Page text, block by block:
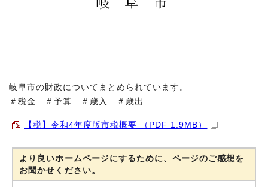
岐阜市の財政についてまとめられています。
＃税金 ＃予算 ＃歳入 ＃歳出
【税】令和4年度版市税概要 （PDF 1.9MB）
より良いホームページにするために、ページのご感想を
お聞かせください。